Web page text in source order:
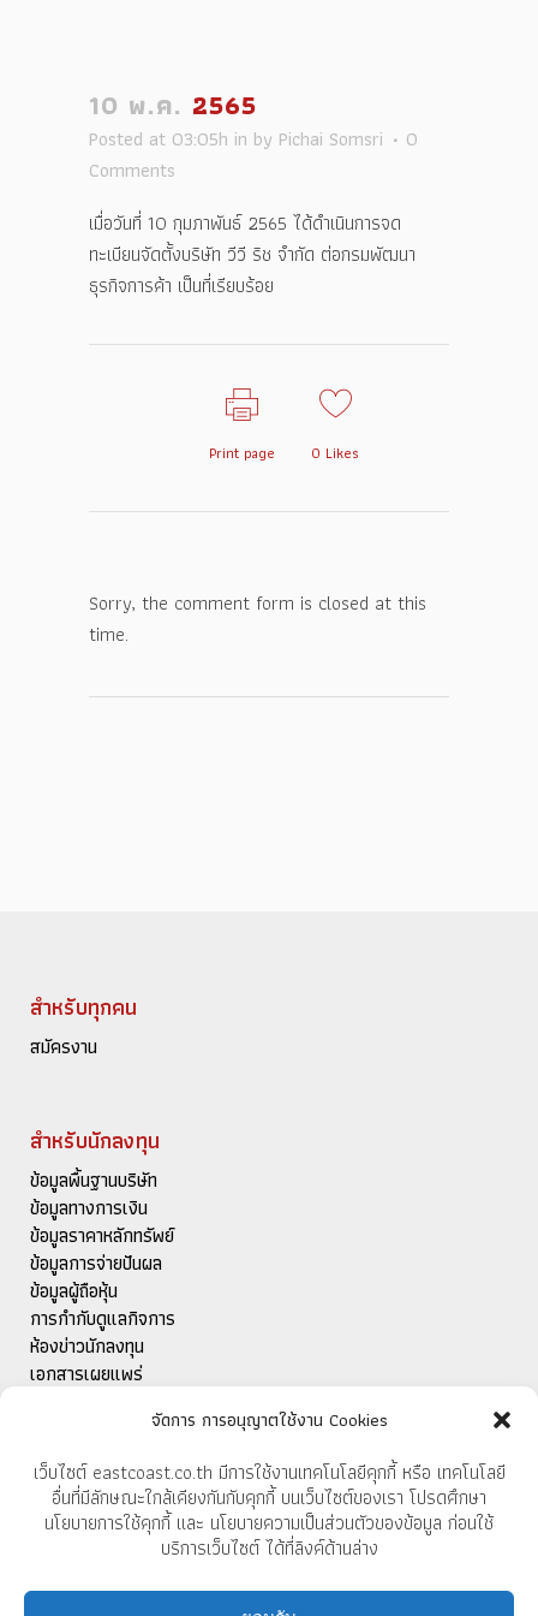
จัดการ การอนุญาตใช้งาน Cookies
เว็บไซต์ eastcoast.co.th มีการใช้งานเทคโนโลยีคุกกี้ หรือ เทคโนโลยี
อื่นที่มีลักษณะใกล้เคียงกันกับคุกกี้ บนเว็บไซต์ของเรา โปรดศึกษา
นโยบายการใช้คุกกี้ และ นโยบายความเป็นส่วนตัวของข้อมูล ก่อนใช้
บริการเว็บไซต์ ได้ที่ลิงค์ด้านล่าง
10 พ.ค. 2565
Posted at 03:05h in by Pichai Somsri
0
Comments
เมื่อวันที่ 10 กุมภาพันธ์ 2565 ได้ดำเนินการจด
ทะเบียนจัดตั้งบริษัท วีวี ริช จำกัด ต่อกรมพัฒนา
ธุรกิจการค้า เป็นที่เรียบร้อย
Print page 0 Likes
Sorry, the comment form is closed at this
time.
สำหรับทุกคน
สมัครงาน
สำหรับนักลงทุน
ข้อมูลพื้นฐานบริษัท
ข้อมูลทางการเงิน
ข้อมูลราคาหลักทรัพย์
ข้อมูลการจ่ายปันผล
ข้อมูลผู้ถือหุ้น
การกำกับดูแลกิจการ
ห้องข่าวนักลงทุน
เอกสารเผยแพร่
สำหรับการส่งออก
แคตตาล็อก